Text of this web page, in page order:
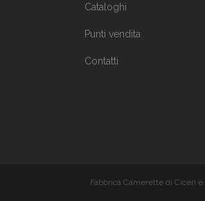
Cataloghi
Punti vendita
Contatti
Fabbrica Camerette di Ciceri